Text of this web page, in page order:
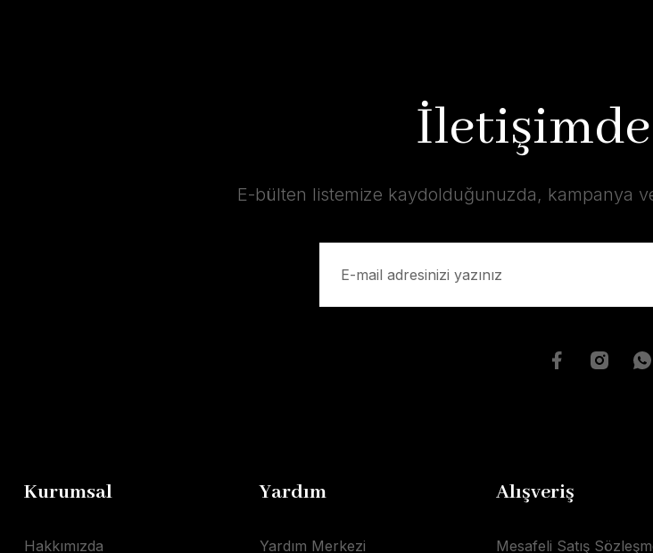
E-bülten listemize kaydolduğunuzda, kampanya
Kurumsal
Hakkımızda
Yardım
Yardım Merkezi
Alışveriş
Mesafeli Satış